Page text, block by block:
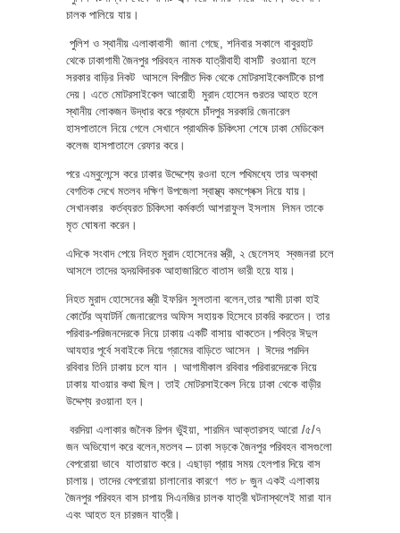
চালক পালিয়ে যায়।
পুলিশ ও স্থানীয় এলাকাবাসী জানা গেছে, শনিবার সকালে বাবুরহাট
থেকে ঢাকাগামী জৈনপুর পরিবহন নামক যাত্রীবাহী বাসটি রওয়ানা হলে
সরকার বাড়ির নিকট আসলে বিপরীত দিক থেকে মোটরসাইকেলটিকে চাপা
দেয়। এতে মোটরসাইকেল আরোহী মুরাদ হোসেন গুরতর আহত হলে
স্থানীয় লোকজন উদ্ধার করে প্রথমে চাঁদপুর সরকারি জেনারেল
হাসপাতালে নিয়ে গেলে সেখানে প্রাথমিক চিকিৎসা শেষে ঢাকা মেডিকেল
কলেজ হাসপাতালে রেফার করে।
পরে এম্বুলেন্সে করে ঢাকার উদ্দেশ্যে রওনা হলে পথিমধ্যে তার অবস্থা
বেগতিক দেখে মতলব দক্ষিণ উপজেলা স্বাস্থ্য কমপ্লেক্স নিয়ে যায়।
সেখানকার কর্তব্যরত চিকিৎসা কর্মকর্তা আশরাফুল ইসলাম লিমন তাকে
মৃত ঘোষনা করেন।
এদিকে সংবাদ পেয়ে নিহত মুরাদ হোসেনের স্ত্রী, ২ ছেলেসহ স্বজনরা চলে
আসলে তাদের হৃদয়বিদারক আহাজারিতে বাতাস ভারী হয়ে যায়।
নিহত মুরাদ হোসেনের স্ত্রী ইফরিন সুলতানা বলেন,তার স্মামী ঢাকা হাই
কোর্টের অ্যাটর্নি জেনারেলের অফিস সহায়ক হিসেবে চাকরি করতেন। তার
পরিবার-পরিজনদেরকে নিয়ে ঢাকায় একটি বাসায় থাকতেন।পবিত্র ঈদুল
আযহার পূর্বে সবাইকে নিয়ে গ্রামের বাড়িতে আসেন । ঈদের পরদিন
রবিবার তিনি ঢাকায় চলে যান । আগামীকাল রবিবার পরিবারদেরকে নিয়ে
ঢাকায় যাওয়ার কথা ছিল। তাই মোটরসাইকেল নিয়ে ঢাকা থেকে বাড়ীর
উদ্দেশ্য রওয়ানা হন।
বরদিয়া এলাকার জনৈক রিপন ভুঁইয়া, শারমিন আক্তারসহ আরো /৫/৭
জন অভিযোগ করে বলেন,মতলব – ঢাকা সড়কে জৈনপুর পরিবহন বাসগুলো
বেপরোয়া ভাবে যাতায়াত করে। এছাড়া প্রায় সময় হেলপার দিয়ে বাস
চালায়। তাদের বেপরোয়া চালানোর কারণে গত ৮ জুন একই এলাকায়
জৈনপুর পরিবহন বাস চাপায় সিএনজির চালক যাত্রী ঘটনাস্থলেই মারা যান
এবং আহত হন চারজন যাত্রী।